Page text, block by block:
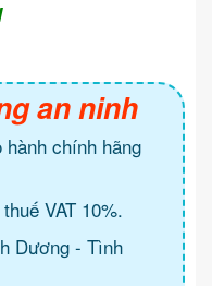
an ninh
chính hãng
VAT 10%.
Dương - Tình